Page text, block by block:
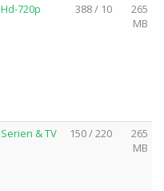
Hd-720p 388 / 10
265
MB
Serien & TV 150 / 220
265
MB